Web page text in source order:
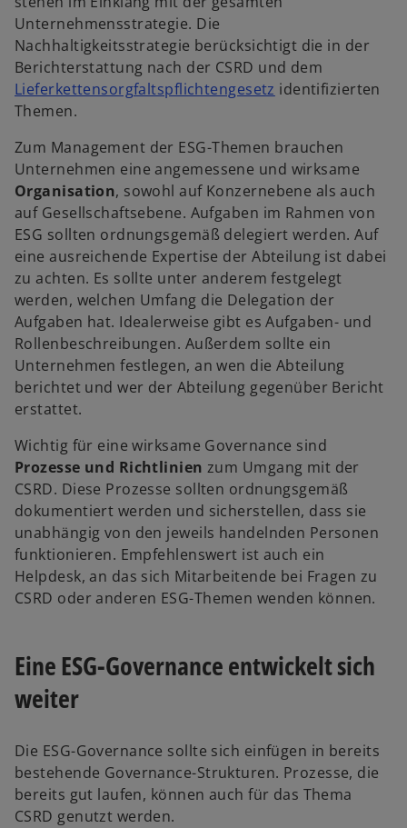
Unternehmensstrategie. Die
Nachhaltigkeitsstrategie berücksichtigt die in der
Berichterstattung nach der CSRD und dem
Lieferkettensorgfaltspflichtengesetz w
d
i
n
e
i
n
e
r
n
e
u
e
g
i
e
r
t
e
ö
identifizierten
Themen.
Zum Management der ESG-Themen brauchen
Unternehmen eine angemessene und wirksame
Organisation, sowohl auf Konzernebene als auch
auf Gesellschaftsebene. Aufgaben im Rahmen von
ESG sollten ordnungsgemäß delegiert werden. Auf
eine ausreichende Expertise der Abteilung ist dabei
zu achten. Es sollte unter anderem festgelegt
werden, welchen Umfang die Delegation der
Aufgaben hat. Idealerweise gibt es Aufgaben- und
Rollenbeschreibungen. Außerdem sollte ein
Unternehmen festlegen, an wen die Abteilung
berichtet und wer der Abteilung gegenüber Bericht
erstattet.
Wichtig für eine wirksame Governance sind
Prozesse und Richtlinien zum Umgang mit der
CSRD. Diese Prozesse sollten ordnungsgemäß
dokumentiert werden und sicherstellen, dass sie
unabhängig von den jeweils handelnden Personen
funktionieren. Empfehlenswert ist auch ein
Helpdesk, an das sich Mitarbeitende bei Fragen zu
CSRD oder anderen ESG-Themen wenden können.
Eine ESG-Governance entwickelt sich
weiter
Die ESG-Governance sollte sich einfügen in bereits
bestehende Governance-Strukturen. Prozesse, die
bereits gut laufen, können auch für das Thema
CSRD genutzt werden.